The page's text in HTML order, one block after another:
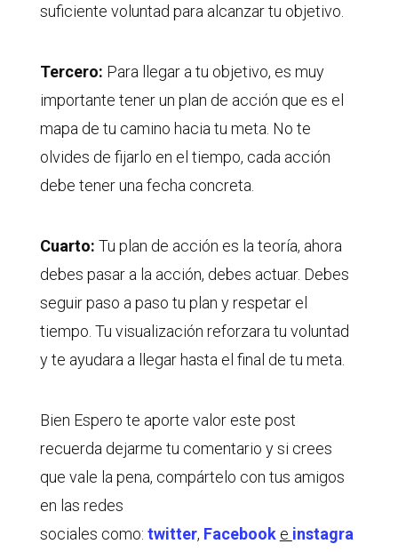
suficiente voluntad para alcanzar tu objetivo.
Tercero: Para llegar a tu objetivo, es muy
importante tener un plan de acción que es el
mapa de tu camino hacia tu meta. No te
olvides de fijarlo en el tiempo, cada acción
debe tener una fecha concreta.
Cuarto: Tu plan de acción es la teoría, ahora
debes pasar a la acción, debes actuar. Debes
seguir paso a paso tu plan y respetar el
tiempo. Tu visualización reforzara tu voluntad
y te ayudara a llegar hasta el final de tu meta.
Bien Espero te aporte valor este post
recuerda dejarme tu comentario y si crees
que vale la pena, compártelo con tus amigos
en las redes
sociales como: twitter, Facebook e instagra